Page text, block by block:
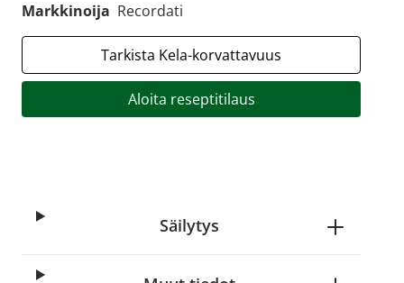
Markkinoija Recordati
Tarkista Kela-korvattavuus
Aloita reseptitilaus
Säilytys